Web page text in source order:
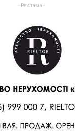
- Реклама -